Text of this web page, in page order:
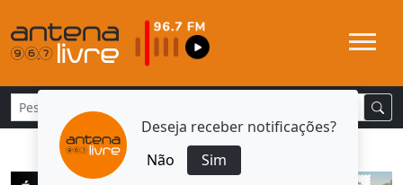
Deseja receber notificações?
Não
Sim